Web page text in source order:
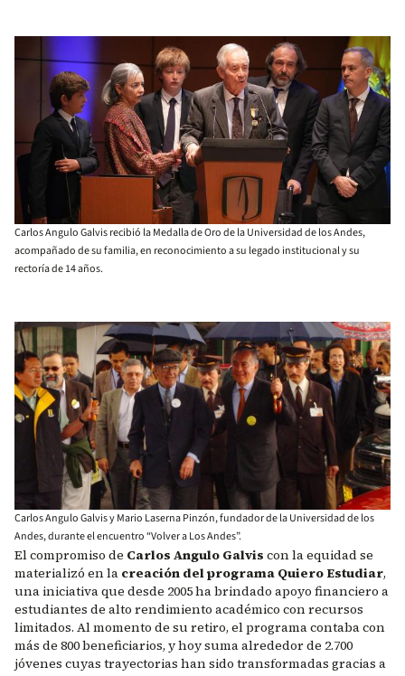
Carlos Angulo Galvis recibió la Medalla de Oro de la Universidad de los Andes,
acompañado de su familia, en reconocimiento a su legado institucional y su
rectoría de 14 años.
Carlos Angulo Galvis y Mario Laserna Pinzón, fundador de la Universidad de los
Andes, durante el encuentro “Volver a Los Andes”.
El compromiso de Carlos Angulo Galvis con la equidad se
materializó en la creación del programa Quiero Estudiar,
una iniciativa que desde 2005 ha brindado apoyo financiero a
estudiantes de alto rendimiento académico con recursos
limitados. Al momento de su retiro, el programa contaba con
más de 800 beneficiarios, y hoy suma alrededor de 2.700
jóvenes cuyas trayectorias han sido transformadas gracias a